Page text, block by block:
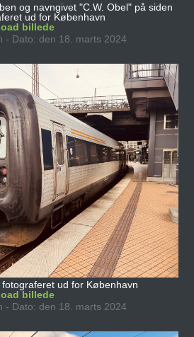
og navngivet "C.W. Obel" på siden
ud for København
billede
- Dato: den 18. marts 2024
ud for København
billede
- Dato: den 18. marts 2024